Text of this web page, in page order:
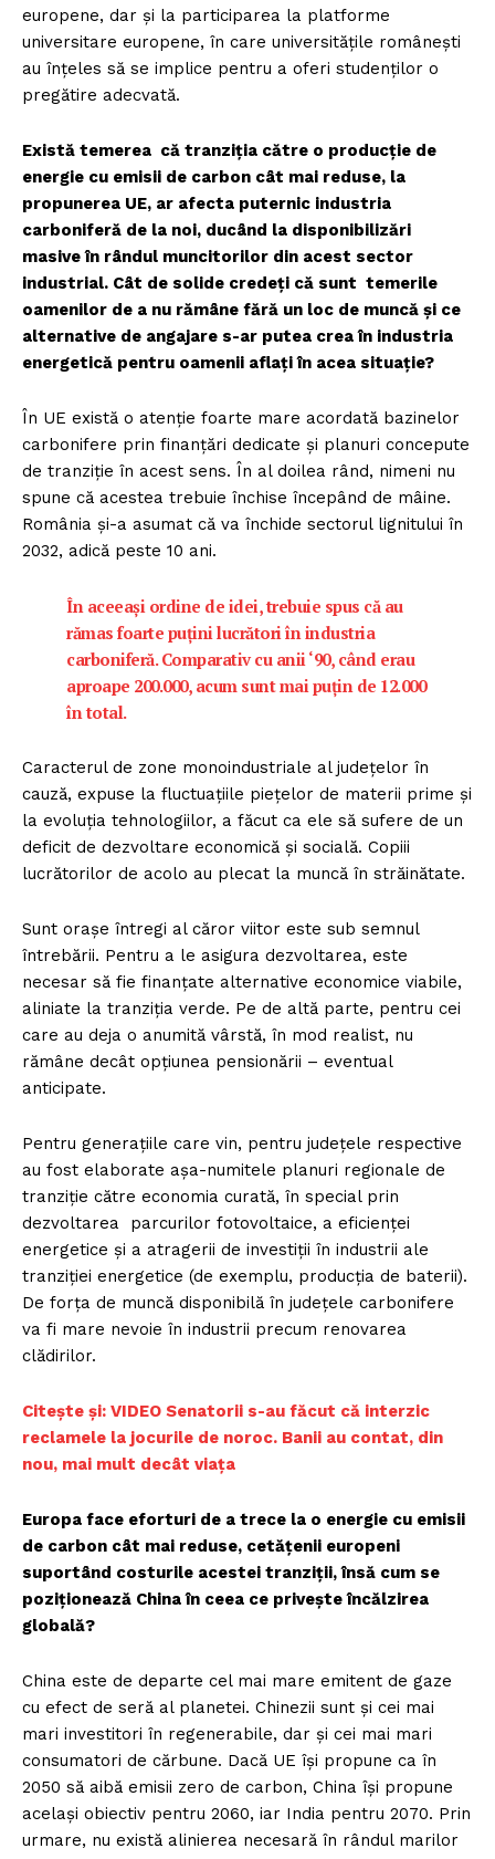
europene, dar și la participarea la platforme
universitare europene, în care universitățile românești
au înțeles să se implice pentru a oferi studenților o
pregătire adecvată.
Există temerea că tranziția către o producție de
energie cu emisii de carbon cât mai reduse, la
propunerea UE, ar afecta puternic industria
carboniferă de la noi, ducând la disponibilizări
masive în rândul muncitorilor din acest sector
industrial. Cât de solide credeți că sunt temerile
oamenilor de a nu rămâne fără un loc de muncă și ce
alternative de angajare s-ar putea crea în industria
energetică pentru oamenii aflați în acea situație?
În UE există o atenție foarte mare acordată bazinelor
carbonifere prin finanțări dedicate și planuri concepute
de tranziție în acest sens. În al doilea rând, nimeni nu
spune că acestea trebuie închise începând de mâine.
România și-a asumat că va închide sectorul lignitului în
2032, adică peste 10 ani.
În aceeași ordine de idei, trebuie spus că au
rămas foarte puțini lucrători în industria
carboniferă. Comparativ cu anii ‘90, când erau
aproape 200.000, acum sunt mai puțin de 12.000
în total.
Caracterul de zone monoindustriale al județelor în
cauză, expuse la fluctuațiile piețelor de materii prime și
la evoluția tehnologiilor, a făcut ca ele să sufere de un
deficit de dezvoltare economică și socială. Copiii
lucrătorilor de acolo au plecat la muncă în străinătate.
Sunt orașe întregi al căror viitor este sub semnul
întrebării. Pentru a le asigura dezvoltarea, este
necesar să fie finanțate alternative economice viabile,
aliniate la tranziția verde. Pe de altă parte, pentru cei
care au deja o anumită vârstă, în mod realist, nu
rămâne decât opțiunea pensionării – eventual
anticipate.
Pentru generațiile care vin, pentru județele respective
au fost elaborate așa-numitele planuri regionale de
tranziție către economia curată, în special prin
dezvoltarea parcurilor fotovoltaice, a eficienței
energetice și a atragerii de investiții în industrii ale
tranziției energetice (de exemplu, producția de baterii).
De forța de muncă disponibilă în județele carbonifere
va fi mare nevoie în industrii precum renovarea
clădirilor.
Citește și: VIDEO Senatorii s-au făcut că interzic
reclamele la jocurile de noroc. Banii au contat, din
nou, mai mult decât viața
Europa face eforturi de a trece la o energie cu emisii
de carbon cât mai reduse, cetățenii europeni
suportând costurile acestei tranziții, însă cum se
poziționează China în ceea ce privește încălzirea
globală?
China este de departe cel mai mare emitent de gaze
cu efect de seră al planetei. Chinezii sunt și cei mai
mari investitori în regenerabile, dar și cei mai mari
consumatori de cărbune. Dacă UE își propune ca în
2050 să aibă emisii zero de carbon, China își propune
același obiectiv pentru 2060, iar India pentru 2070. Prin
urmare, nu există alinierea necesară în rândul marilor